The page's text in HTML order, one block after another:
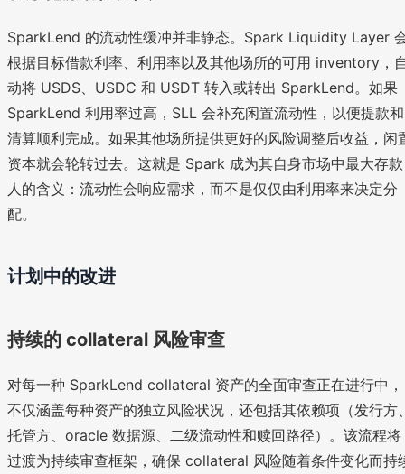
SparkLend 的流动性缓冲并非静态。Spark Liquidity Layer
根据目标借款利率、利用率以及其他场所的可用 inventory，
动将 USDS、USDC 和 USDT 转入或转出 SparkLend。如果
SparkLend 利用率过高，SLL 会补充闲置流动性，以便提款和
清算顺利完成。如果其他场所提供更好的风险调整后收益，闲
资本就会轮转过去。这就是 Spark 成为其自身市场中最大存款
人的含义：流动性会响应需求，而不是仅仅由利用率来决定分
配。
计划中的改进
持续的 collateral 风险审查
对每一种 SparkLend collateral 资产的全面审查正在进行中，
不仅涵盖每种资产的独立风险状况，还包括其依赖项（发行方
托管方、oracle 数据源、二级流动性和赎回路径）。该流程将
过渡为持续审查框架，确保 collateral 风险随着条件变化而持